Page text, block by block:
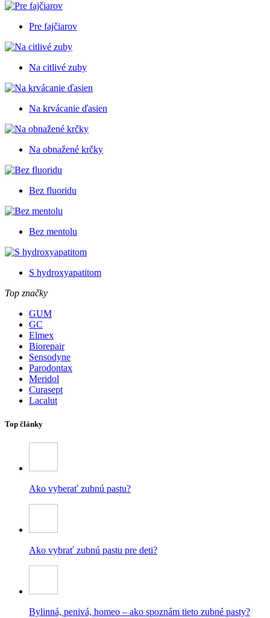
Pre fajčiarov
Na citlivé zuby
Na krvácanie ďasien
Na obnažené krčky
Bez fluoridu
Bez mentolu
S hydroxyapatitom
Top značky
GUM
GC
Elmex
Biorepair
Sensodyne
Parodontax
Meridol
Curasept
Lacalut
Top články
Ako vyberať zubnú pastu?
Ako vybrať zubnú pastu pre deti?
Bylinná, penivá, homeo – ako spoznám tieto zubné pasty?